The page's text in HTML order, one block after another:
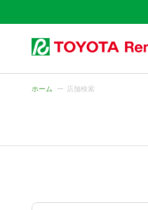
ホーム 店舗検索